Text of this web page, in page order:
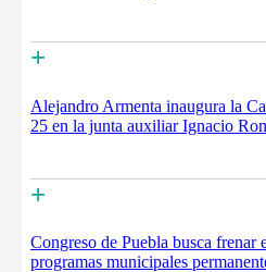
+
Alejandro Armenta inaugura la
25 en la junta auxiliar Ignacio
+
Congreso de Puebla busca frenar
programas municipales